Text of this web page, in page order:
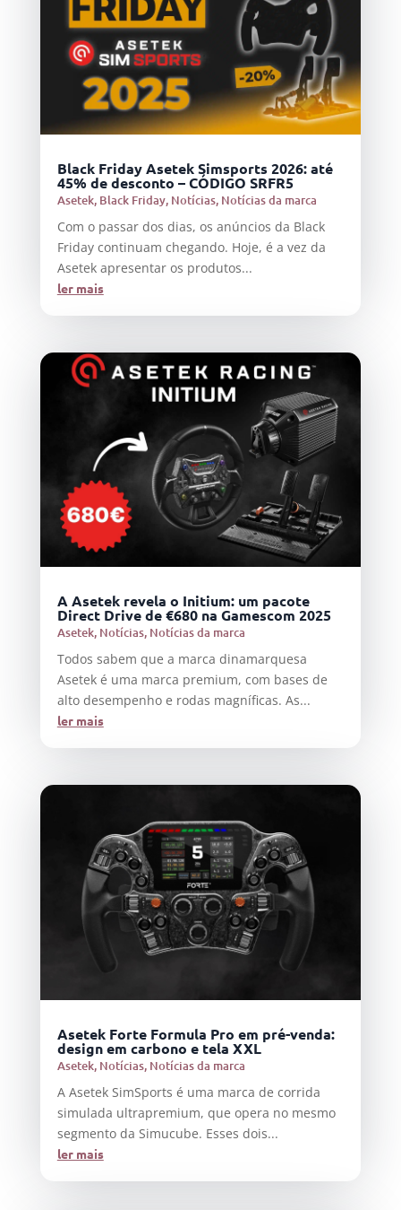
Black Friday Asetek Simsports 2026: até
45% de desconto – CÓDIGO SRFR5
Asetek, Black Friday, Notícias, Notícias da marca
Com o passar dos dias, os anúncios da Black
Friday continuam chegando. Hoje, é a vez da
Asetek apresentar os produtos...
ler mais
A Asetek revela o Initium: um pacote
Direct Drive de €680 na Gamescom 2025
Asetek, Notícias, Notícias da marca
Todos sabem que a marca dinamarquesa
Asetek é uma marca premium, com bases de
alto desempenho e rodas magníficas. As...
ler mais
Asetek Forte Formula Pro em pré-venda:
design em carbono e tela XXL
Asetek, Notícias, Notícias da marca
A Asetek SimSports é uma marca de corrida
simulada ultrapremium, que opera no mesmo
segmento da Simucube. Esses dois...
ler mais